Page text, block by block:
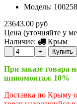
Модель:
23643.00 руб
Цена (уточняйте у
Наличие:
Крым
- + Купить
При заказе товара
шиномонтаж 10%
Доставка по Крыму